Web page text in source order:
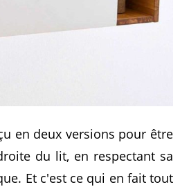
en deux versions pour être
du lit, en respectant sa
Et c'est ce qui en fait tout